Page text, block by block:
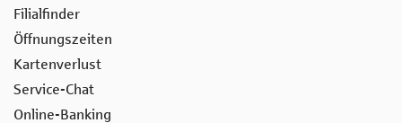
Filialfinder
Öffnungszeiten
Kartenverlust
Service-Chat
Online-Banking